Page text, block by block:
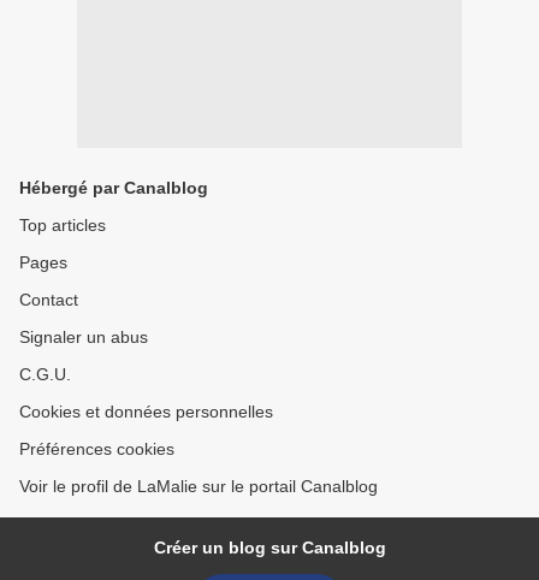
Hébergé par Canalblog
Top articles
Pages
Contact
Signaler un abus
C.G.U.
Cookies et données personnelles
Préférences cookies
Voir le profil de LaMalie sur le portail Canalblog
Créer un blog sur Canalblog